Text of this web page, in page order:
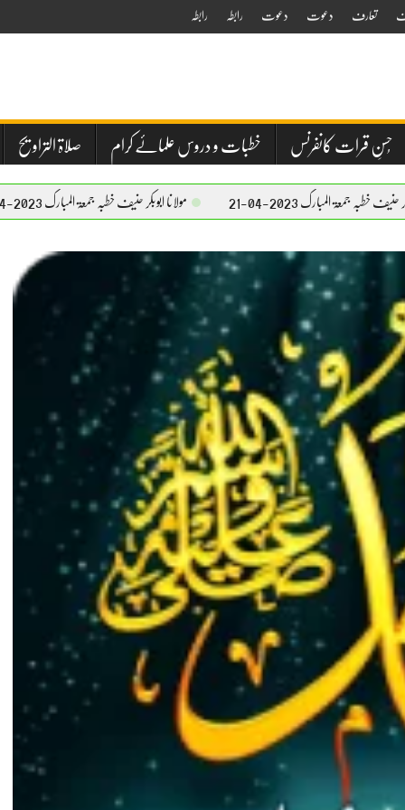
تعارف دعوت دعوت رابطہ رابطہ
حُسنِ قرات کانفرنس خطبات و دروس علمائے کرام صلاۃ التراویح
04-21 مولانا ابوبکر حنیف خطبہ جمعۃ المبارک 2023-04-21